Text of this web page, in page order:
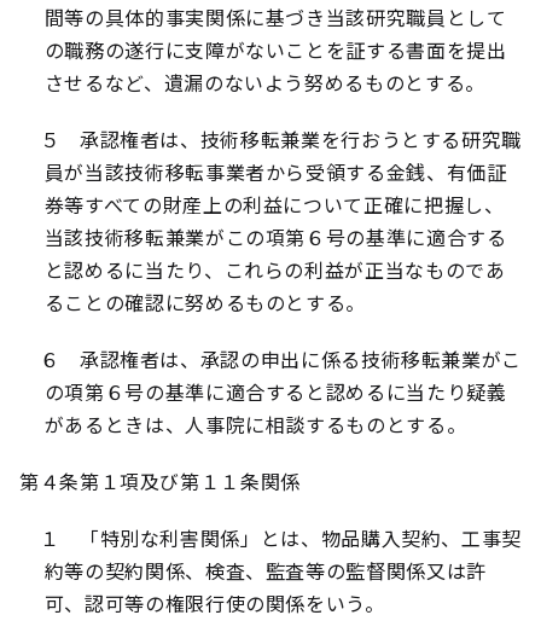
間等の具体的事実関係に基づき当該研究職員として
の職務の遂行に支障がないことを証する書面を提出
させるなど、遺漏のないよう努めるものとする。
５ 承認権者は、技術移転兼業を行おうとする研究職
員が当該技術移転事業者から受領する金銭、有価証
券等すべての財産上の利益について正確に把握し、
当該技術移転兼業がこの項第６号の基準に適合する
と認めるに当たり、これらの利益が正当なものであ
ることの確認に努めるものとする。
６ 承認権者は、承認の申出に係る技術移転兼業がこ
の項第６号の基準に適合すると認めるに当たり疑義
があるときは、人事院に相談するものとする。
第４条第１項及び第１１条関係
１ 「特別な利害関係」とは、物品購入契約、工事契
約等の契約関係、検査、監査等の監督関係又は許
可、認可等の権限行使の関係をいう。